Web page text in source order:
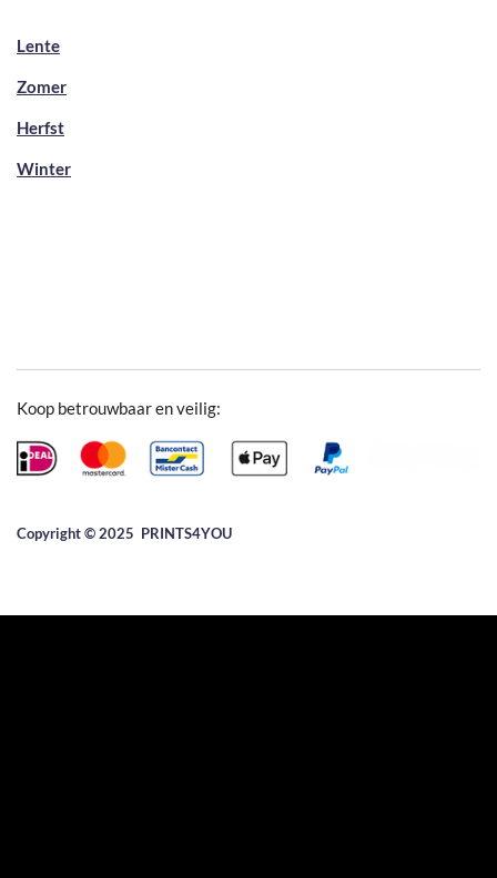
Lente
Zomer
Herfst
Winter
Koop betrouwbaar en veilig:
Copyright © 2025 ​PRINTS4YOU